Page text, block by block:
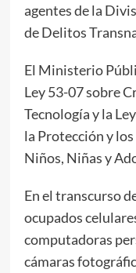
agentes de la
de Delitos
El Ministerio
Ley 53-07 sobre
Tecnología y la
la Protección y
Niños, Niñas y
En el transcurso
ocupados
computadoras
cámaras